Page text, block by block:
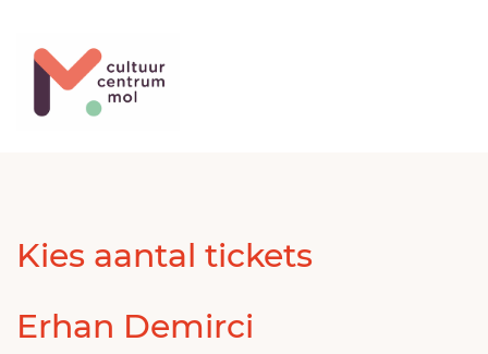
Kies aantal tickets
Erhan Demirci